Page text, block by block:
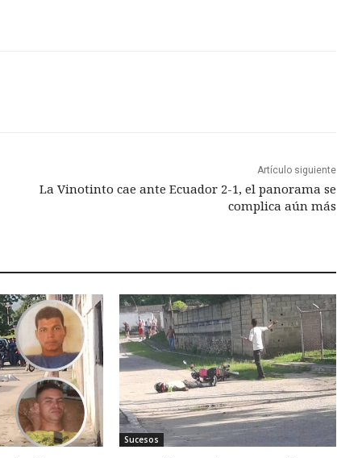
Artículo siguiente
La Vinotinto cae ante Ecuador 2-1, el panorama se
complica aún más
Sucesos